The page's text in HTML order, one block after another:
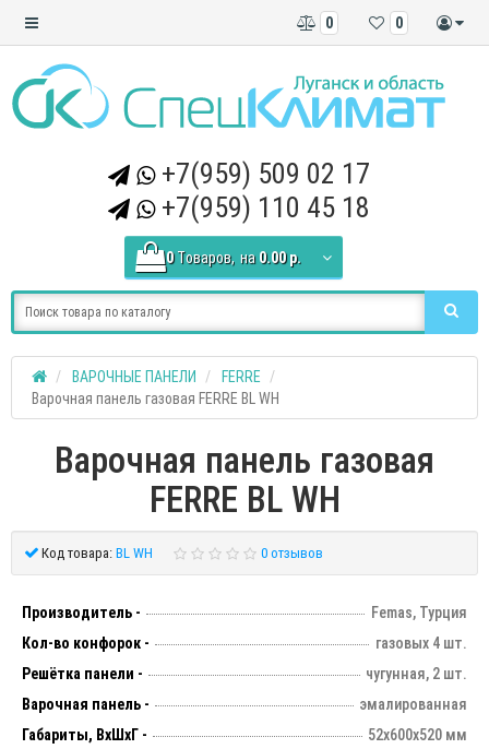
0
0
+7(959) 509 02 17
+7(959) 110 45 18
0 Tоваров, на 0.00 р.
ВАРОЧНЫЕ ПАНЕЛИ
FERRE
Варочная панель газовая FERRE BL WH
Варочная панель газовая
FERRE BL WH
Код товара: BL WH 0 отзывов
Производитель -
Femas, Турция
Кол-во конфорок -
газовых 4 шт.
Решётка панели -
чугунная, 2 шт.
Варочная панель -
эмалированная
Габариты, ВхШхГ -
52х600х520 мм